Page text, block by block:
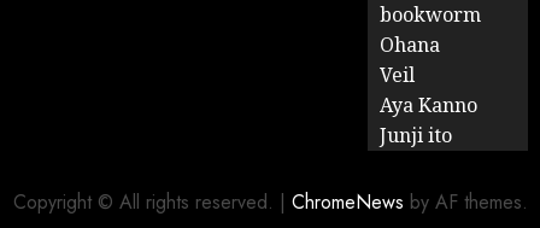
bookworm
Ohana
Veil
Aya Kanno
Junji ito
Copyright © All rights reserved. | ChromeNews by AF themes.